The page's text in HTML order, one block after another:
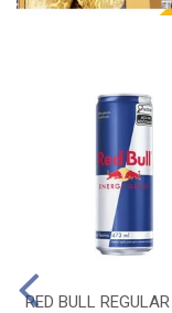
RED BULL